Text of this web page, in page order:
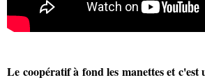
Le coopératif à fond les manettes et c'est